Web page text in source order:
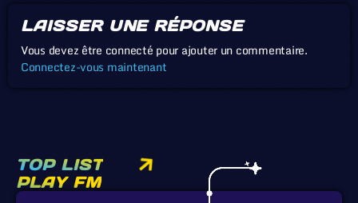
LAISSER UNE RÉPONSE
Vous devez être connecté pour ajouter un commentaire.
Connectez-vous maintenant
TOP LIST
PLAY FM